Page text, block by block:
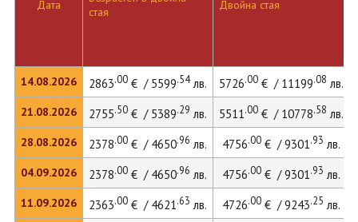
Дата
14.08.2026
21.08.2026
28.08.2026
04.09.2026
11.09.2026
стая
Двойна стая
2863.00€ / 5599.54лв. 5726.00€ / 11199.08 лв.
2755.50€ / 5389.29 лв. 5511.00€ / 10778.58 лв.
2378.00€ / 4650.96 лв. 4756.00€ / 9301.93 лв.
2378.00€ / 4650.96 лв. 4756.00€ / 9301.93 лв.
2363.00€ / 4621.63 лв. 4726.00€ / 9243.25 лв.